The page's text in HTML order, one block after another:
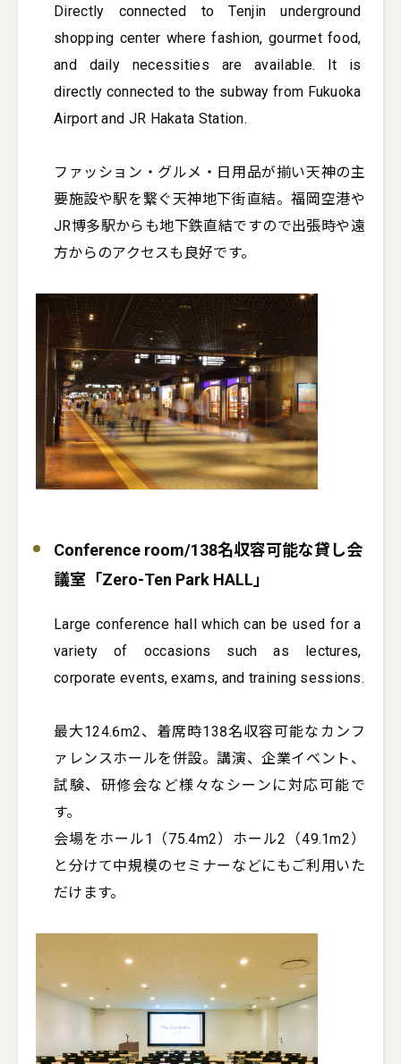
Directly connected to Tenjin underground
shopping center where fashion, gourmet food,
and daily necessities are available. It is
directly connected to the subway from Fukuoka
Airport and JR Hakata Station.
ファッション・グルメ・日用品が揃い天神の主
要施設や駅を繋ぐ天神地下街直結。福岡空港や
JR博多駅からも地下鉄直結ですので出張時や遠
方からのアクセスも良好です。
Conference room/138名収容可能な貸し会
議室「Zero-Ten Park HALL」
Large conference hall which can be used for a
variety of occasions such as lectures,
corporate events, exams, and training sessions.
最大124.6m2、着席時138名収容可能なカンフ
ァレンスホールを併設。講演、企業イベント、
試験、研修会など様々なシーンに対応可能で
す。
会場をホール1（75.4m2）ホール2（49.1m2）
と分けて中規模のセミナーなどにもご利用いた
だけます。